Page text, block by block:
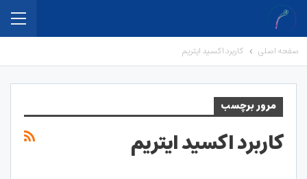
صفحه اصلی کاربرد اکسید ایتریم
مرور برچسب
کاربرد اکسید ایتریم